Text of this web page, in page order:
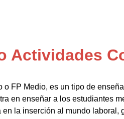
Actividades
o FP Medio, es un tipo de
en enseñar a los estudiantes
la inserción al mundo